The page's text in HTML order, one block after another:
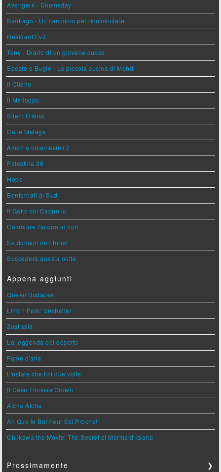
Avengers - Doomsday
Santiago - Un cammino per ricominciare
Resident Evil
Tony - Diario di un giovane cuoco
Spezie e Bugie - La piccola cucina di Mehdi
Il Cileno
Il Malloppo
Silent Friend
Calle Malaga
Amori e Incantesimi 2
Palestina 36
Hope
Bentornati al Sud
Il Gatto col Cappello
Cambiare l'acqua ai fiori
Se domani non torno
Succederà questa notte
Appena aggiunti
Queen Budapest
Linkin Park: Unshatter
Zustissia
La leggenda del deserto
Fame d'aria
L'estate che finì due volte
Il Caso Thomas Crown
Atcha Atcha
Ah Que le Bonheur Est Proche!
Chiikawa the Movie: The Secret of Mermaid Island
Prossimamente ❯